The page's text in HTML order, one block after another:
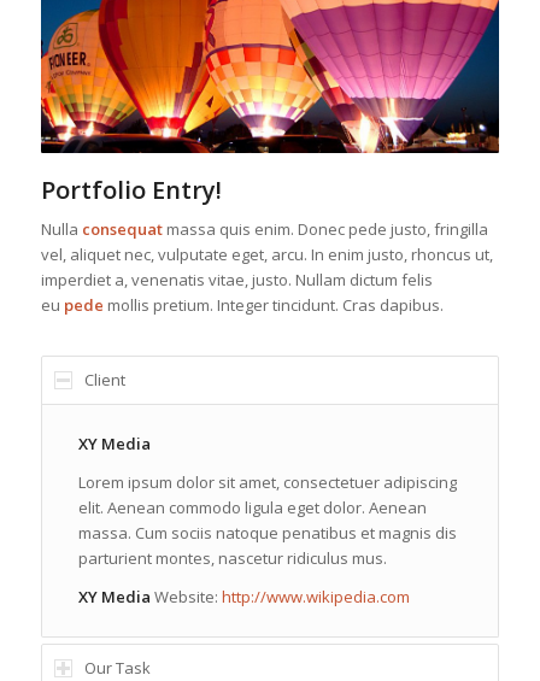
Portfolio Entry!
Nulla consequatmassa quis enim. Donec pede justo, fringilla
vel, aliquet nec, vulputate eget, arcu. In enim justo, rhoncus ut,
imperdiet a, venenatis vitae, justo. Nullam dictum felis
eu pede mollis pretium. Integer tincidunt. Cras dapibus.
Client
XY Media
Lorem ipsum dolor sit amet, consectetuer adipiscing
elit. Aenean commodo ligula eget dolor. Aenean
massa. Cum sociis natoque penatibus et magnis dis
parturient montes, nascetur ridiculus mus.
XY Media Website: http://www.wikipedia.com
Our Task